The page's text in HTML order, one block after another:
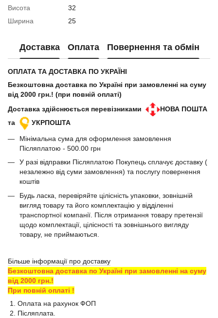
Висота
32
Ширина
25
Доставка Оплата Повернення та обмін
ОПЛАТА ТА ДОСТАВКА ПО УКРАЇНІ
Безкоштовна доставка по Україні при замовленні на суму
від 2000 грн.! (при повній оплаті)
Доставка здійснюється перевізниками
НОВА ПОШТА
та
УКРПОШТА
Мінімальна сума для оформлення замовлення
Післяплатою - 500.00 грн
У разі відправки Післяплатою Покупець сплачує доставку (
незалежно від суми замовлення) та послугу повернення
коштів
Будь ласка, перевіряйте цілісність упаковки, зовнішній
вигляд товару та його комплектацію у відділенні
транспортної компанії. Після отримання товару претензії
щодо комплектації, цілісності та зовнішнього вигляду
товару, не приймаються.
Більше інформації про доставку
Безкоштовна доставка по Україні при замовленні на суму
від 2000 грн.!
При повній оплаті !
1. Оплата на рахунок ФОП
2. Післяплата.